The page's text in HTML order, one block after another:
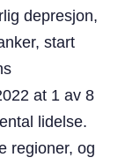
depresjon,
start
at 1 av 8
lidelse.
regioner, og